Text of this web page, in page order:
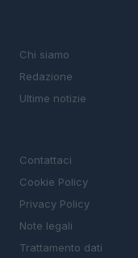
Chi siamo
Redazione
Ultime notizie
Contattaci
Cookie Policy
Privacy Policy
Note legali
Trattamento dati